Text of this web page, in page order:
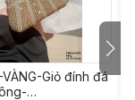
Giỏ đính đá